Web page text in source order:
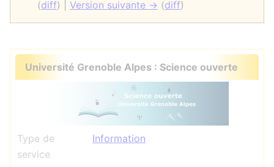
(diff) | Version suivante → (diff)
Université Grenoble Alpes : Science ouverte
Type de
service
Information